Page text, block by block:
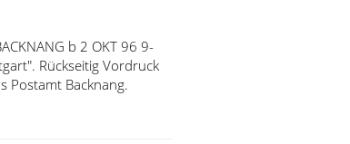
b 2 OKT 96 9-
Rückseitig Vordruck
Postamt Backnang.